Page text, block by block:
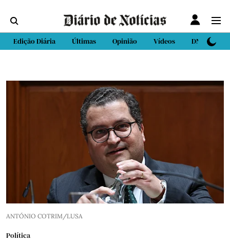
Edição Diária Últimas Opinião Vídeos DN Sport
ANTÓNIO COTRIM/LUSA
Política